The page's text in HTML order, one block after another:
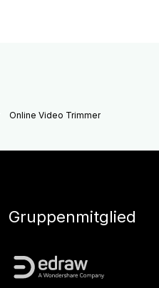
Online Video Trimmer
Gruppenmitglied